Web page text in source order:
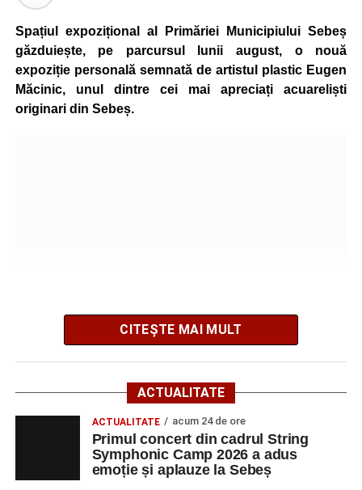
tinerilor muzicieni și munca depusă în cadrul taberei, iar
spectatorii au răsplătit prestațiile cu aplauze îndelungate.
Spațiul expozițional al Primăriei Municipiului Sebeș
găzduiește, pe parcursul lunii august, o nouă
expoziție personală semnată de artistul plastic Eugen
Măcinic, unul dintre cei mai apreciați acuareliști
originari din Sebeș.
Vizitatorii pot admira o colecție de lucrări recente,
caracterizată printr-o paletă cromatică bogată și teme
inspirate din natură.
„Sunt lucrări în acuarelă – peisaje, flori și marine – recent
a declarat artistul Eugen Măcinic.
Expoziția reunește creații realizate în tehnica acuarelei și
CITEȘTE MAI MULT
ACTUALITATE
ACTUALITATE acum 24 de ore
Primul concert din cadrul String
Symphonic Camp 2026 a adus
emoție și aplauze la Sebeș